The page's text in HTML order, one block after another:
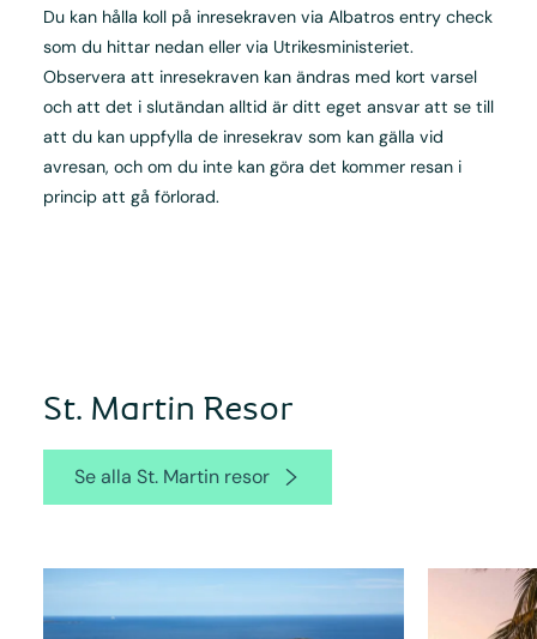
Du kan hålla koll på inresekraven via Albatros entry check
som du hittar nedan eller via Utrikesministeriet.
Observera att inresekraven kan ändras med kort varsel
och att det i slutändan alltid är ditt eget ansvar att se till
att du kan uppfylla de inresekrav som kan gälla vid
avresan, och om du inte kan göra det kommer resan i
princip att gå förlorad.
St. Martin Resor
Se alla St. Martin resor